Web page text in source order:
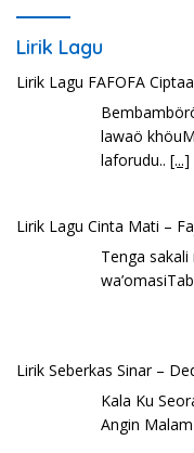
Lirik Lagu
Lirik Lagu FAFOFA
lawaö
laforudu.. [...]
Lirik Lagu Cinta Mati –
Tenga
Lirik Seberkas Sinar –
Kala Ku
Angin